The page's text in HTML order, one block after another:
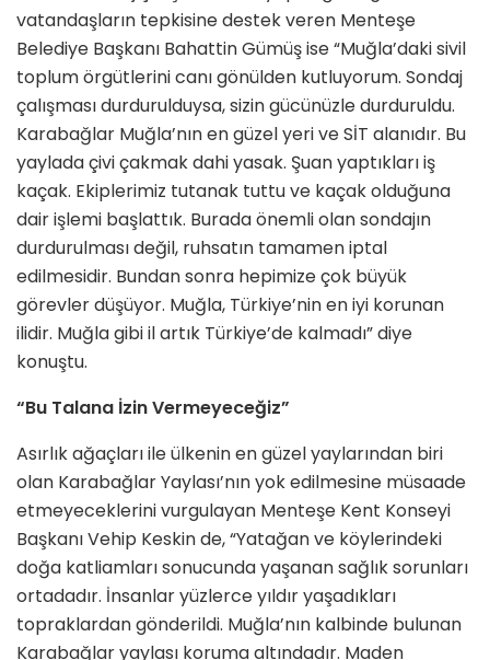
vatandaşların tepkisine destek veren Menteşe
Belediye Başkanı Bahattin Gümüş ise “Muğla’daki sivil
toplum örgütlerini canı gönülden kutluyorum. Sondaj
çalışması durdurulduysa, sizin gücünüzle durduruldu.
Karabağlar Muğla’nın en güzel yeri ve SİT alanıdır. Bu
yaylada çivi çakmak dahi yasak. Şuan yaptıkları iş
kaçak. Ekiplerimiz tutanak tuttu ve kaçak olduğuna
dair işlemi başlattık. Burada önemli olan sondajın
durdurulması değil, ruhsatın tamamen iptal
edilmesidir. Bundan sonra hepimize çok büyük
görevler düşüyor. Muğla, Türkiye’nin en iyi korunan
ilidir. Muğla gibi il artık Türkiye’de kalmadı” diye
konuştu.
“Bu Talana İzin Vermeyeceğiz”
Asırlık ağaçları ile ülkenin en güzel yaylarından biri
olan Karabağlar Yaylası’nın yok edilmesine müsaade
etmeyeceklerini vurgulayan Menteşe Kent Konseyi
Başkanı Vehip Keskin de, “Yatağan ve köylerindeki
doğa katliamları sonucunda yaşanan sağlık sorunları
ortadadır. İnsanlar yüzlerce yıldır yaşadıkları
topraklardan gönderildi. Muğla’nın kalbinde bulunan
Karabağlar yaylası koruma altındadır. Maden